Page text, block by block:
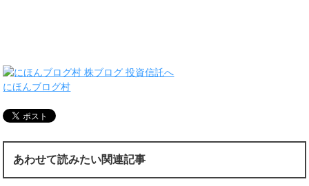
にほんブログ村
あわせて読みたい関連記事